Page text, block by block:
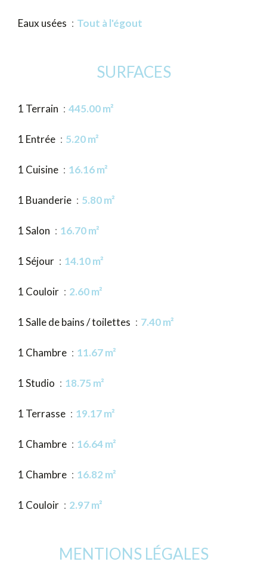
Eaux usées Tout à l'égout
SURFACES
1 Terrain 445.00 m²
1 Entrée 5.20 m²
1 Cuisine 16.16 m²
1 Buanderie 5.80 m²
1 Salon 16.70 m²
1 Séjour 14.10 m²
1 Couloir 2.60 m²
1 Salle de bains / toilettes 7.40 m²
1 Chambre 11.67 m²
1 Studio 18.75 m²
1 Terrasse 19.17 m²
1 Chambre 16.64 m²
1 Chambre 16.82 m²
1 Couloir 2.97 m²
MENTIONS LÉGALES